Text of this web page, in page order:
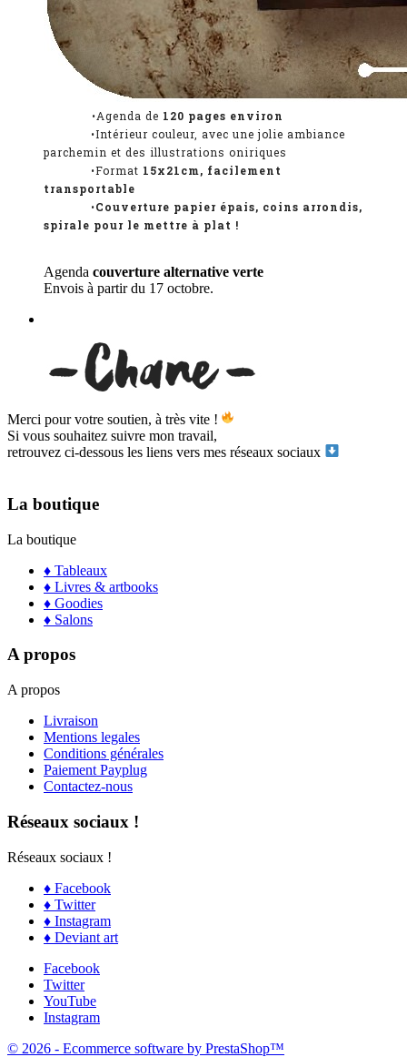
•Agenda de 120 pages environ
•Intérieur couleur, avec une jolie ambiance
parchemin et des illustrations oniriques
•Format 15x21cm, facilement
transportable
•Couverture papier épais, coins arrondis,
spirale pour le mettre à plat !
Agenda couverture alternative verte
Envois à partir du 17 octobre.
Merci pour votre soutien, à très vite !
Si vous souhaitez suivre mon travail,
retrouvez ci-dessous les liens vers mes réseaux sociaux
La boutique
La boutique
♦ Tableaux
♦ Livres & artbooks
♦ Goodies
♦ Salons
A propos
A propos
Livraison
Mentions legales
Conditions générales
Paiement Payplug
Contactez-nous
Réseaux sociaux !
Réseaux sociaux !
♦ Facebook
♦ Twitter
♦ Instagram
♦ Deviant art
Facebook
Twitter
YouTube
Instagram
© 2026 - Ecommerce software by PrestaShop™